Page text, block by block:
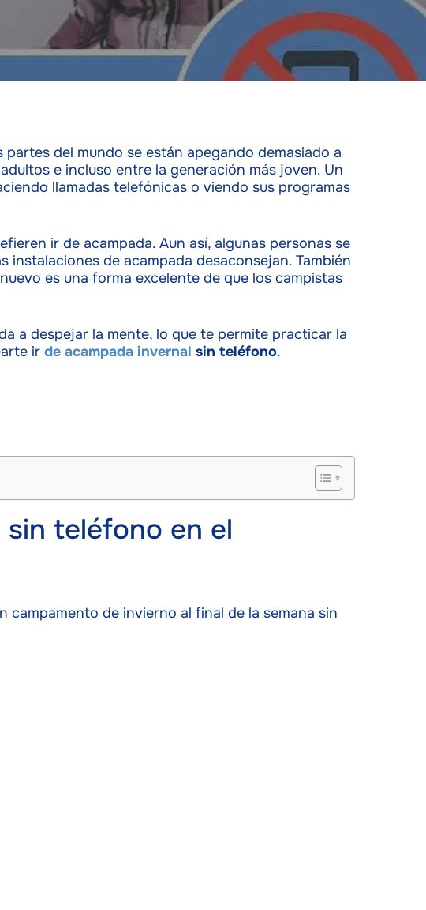
del mundo se están apegando demasiado a
e incluso entre la generación más joven. Un
llamadas telefónicas o viendo sus programas
ir de acampada. Aun así, algunas personas se
de acampada desaconsejan. También
es una forma excelente de que los campistas
a despejar la mente, lo que te permite practicar la
ir de acampada invernal sin teléfono.
sin teléfono en el
de invierno al final de la semana sin